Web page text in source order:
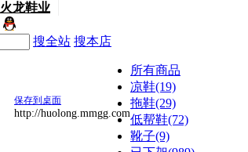
火龙鞋业
搜全站 搜本店
保存到桌面
http://huolong.mmgg.com
所有商品
凉鞋(19)
拖鞋(29)
低帮鞋(72)
靴子(9)